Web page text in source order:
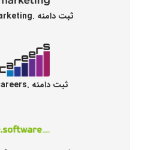
ثبت دامنه .marketing ارزان
ثبت دامنه .careers ارزان